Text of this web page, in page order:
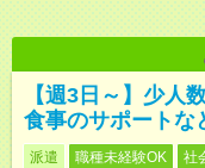
【週3日～】少人
食事のサポートな
派遣 職種未経験OK 社